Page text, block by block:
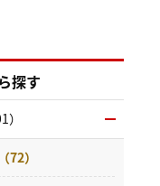
探す
72）